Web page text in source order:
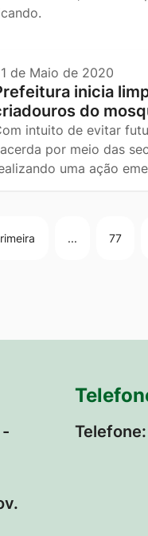
de Maio de 2020
inicia
do
intuito de evitar
por meio das
uma ação
... 77